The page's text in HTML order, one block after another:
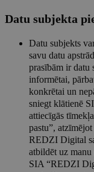
Datu subjekta
Datu subjekts
savu datu
prasībām ir datu
informētai,
konkrētai un
sniegt klātienē
attiecīgās
pastu”,
REDZI Digital
atbildēt uz
SIA “REDZI